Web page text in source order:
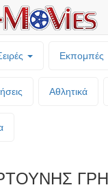
Εκπομπές
Αθλητικά